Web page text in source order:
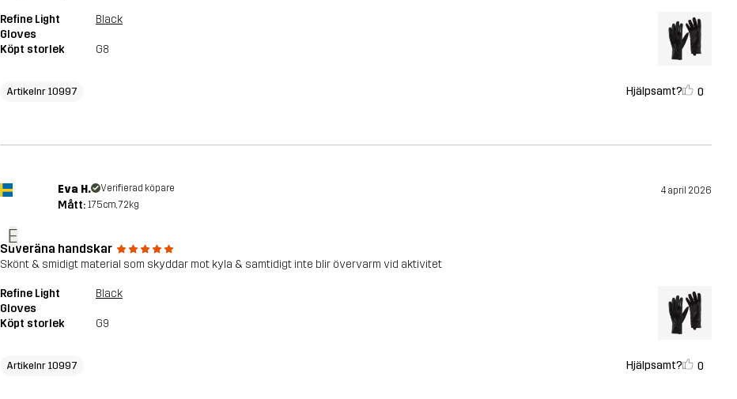
Refine Light
Gloves
Black
Köpt storlek G8
Artikelnr 10997 Hjälpsamt? 0
E
Eva H. Verifierad köpare 4 april 2026
Mått: 175cm, 72kg
Suveräna handskar
Skönt & smidigt material som skyddar mot kyla & samtidigt inte blir övervarm vid aktivitet
Refine Light
Gloves
Black
Köpt storlek G9
Artikelnr 10997 Hjälpsamt? 0